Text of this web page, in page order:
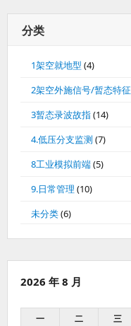
分类
1架空就地型 (4)
2架空外施信号/暂态特征
3暂态录波故指(14)
4.低压分支监测 (7)
8工业模拟前端(5)
9.日常管理 (10)
未分类(6)
2026 年 8 月
一 二 三